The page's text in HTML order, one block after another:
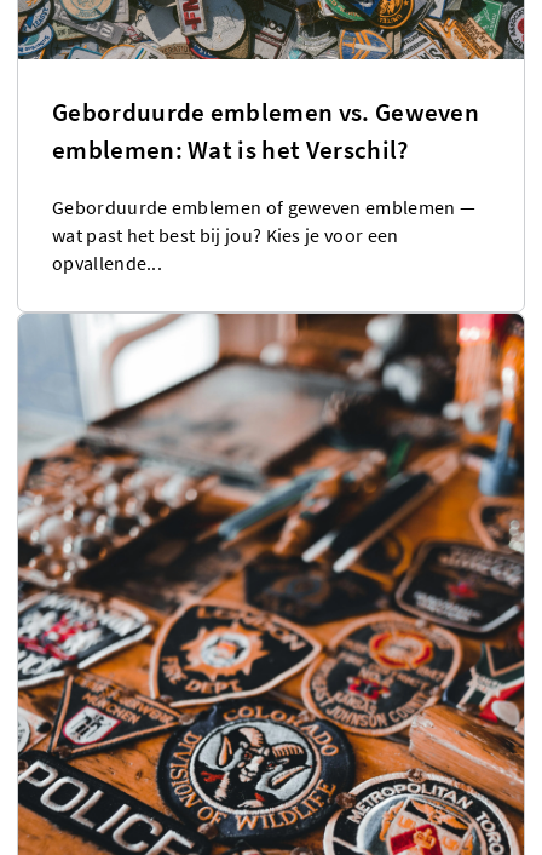
Geborduurde emblemen vs. Geweven
emblemen: Wat is het Verschil?
Geborduurde emblemen of geweven emblemen —
wat past het best bij jou? Kies je voor een
opvallende...